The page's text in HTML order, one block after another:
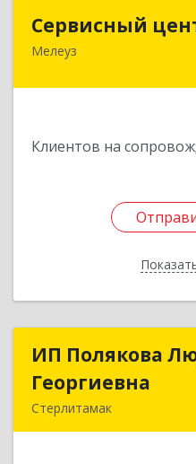
Сервисный
Мелеуз
Клиентов на
ИП Полякова
Георгиевна
Стерлитамак
ИП